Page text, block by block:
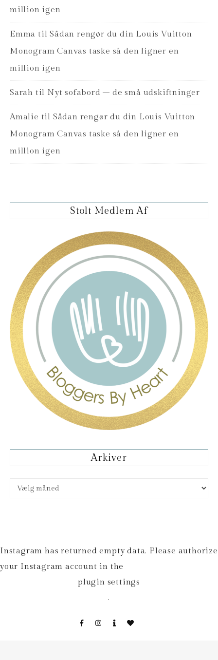
million igen
Emma tilSådan rengør du din Louis Vuitton
Monogram Canvas taske så den ligner en
million igen
Sarah til Nyt sofabord – de små udskiftninger
Amalie til Sådan rengør du din Louis Vuitton
Monogram Canvas taske så den ligner en
million igen
Stolt Medlem Af
Arkiver
Arkiver
Instagram has returned empty data. Please authorize
your Instagram account in the
plugin settings
.